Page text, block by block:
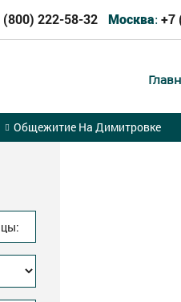
(800) 222-58-32 Москва: +7
Общежитие На Димитровке